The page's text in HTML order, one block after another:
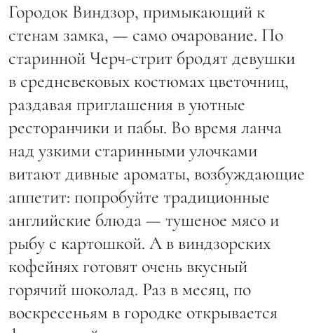
Городок Виндзор, примыкающий к
стенам замка, — само очарование. По
старинной Черч-стрит бродят девушки
в средневековых костюмах цветочниц,
раздавая приглашения в уютные
ресторанчики и пабы. Во время ланча
над узкими старинными улочками
витают дивные ароматы, возбуждающие
аппетит: попробуйте традиционные
английские блюда — тушеное мясо и
рыбу с картошкой. А в виндзорских
кофейнях готовят очень вкусный
горячий шоколад. Раз в месяц, по
воскресеньям в городке открывается